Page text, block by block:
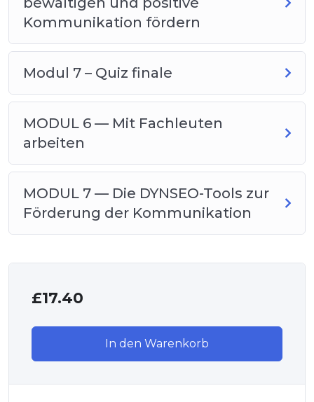
Kommunikation fördern
Modul 7 – Quiz finale
MODUL 6 — Mit Fachleuten
arbeiten
MODUL 7 — Die DYNSEO-Tools zur
Förderung der Kommunikation
£17.40
In den Warenkorb